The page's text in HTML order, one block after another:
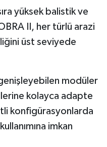
yüksek balistik ve
II, her türlü arazi
üst seviyede
modüler
kolayca adapte
konfigürasyonlarda
imkan